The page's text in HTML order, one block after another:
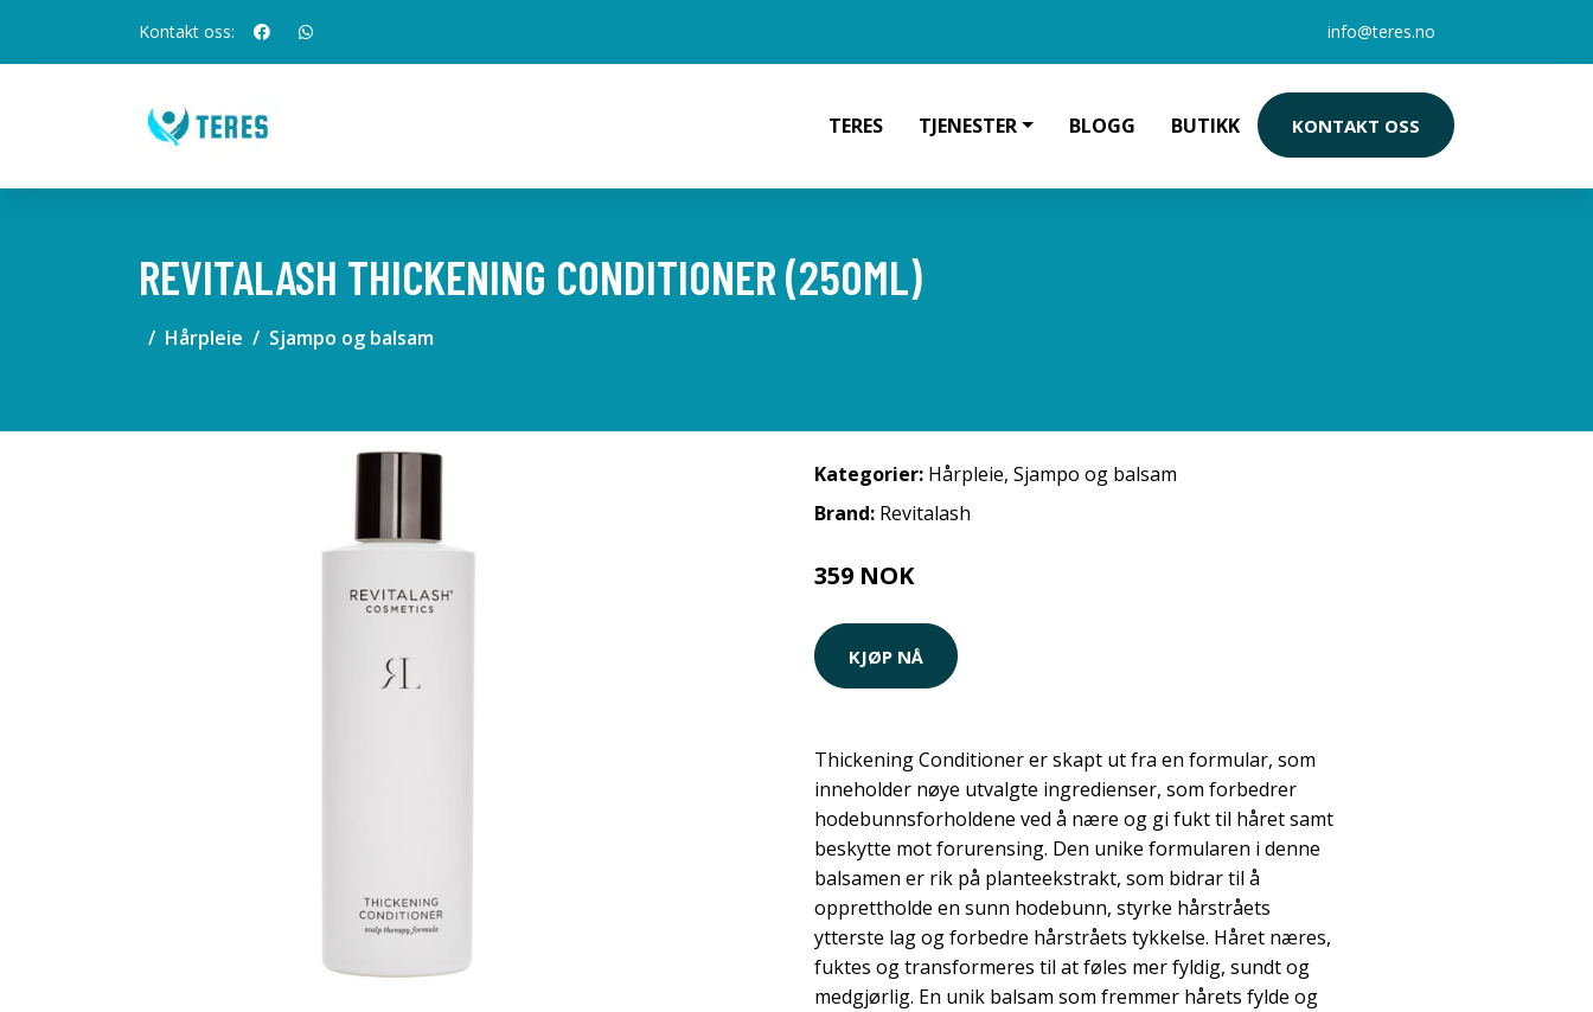
Kontakt oss: info@teres.no
TERES TJENESTER BLOGG BUTIKK KONTAKT OSS
REVITALASH THICKENING CONDITIONER (250ML)
Hårpleie Sjampo og balsam
Kategorier: Hårpleie, Sjampo og balsam
Brand: Revitalash
359 NOK
KJØP NÅ
Thickening Conditioner er skapt ut fra en formular, som
inneholder nøye utvalgte ingredienser, som forbedrer
hodebunnsforholdene ved å nære og gi fukt til håret samt
beskytte mot forurensing. Den unike formularen i denne
balsamen er rik på planteekstrakt, som bidrar til å
opprettholde en sunn hodebunn, styrke hårstråets
ytterste lag og forbedre hårstråets tykkelse. Håret næres,
fuktes og transformeres til at føles mer fyldig, sundt og
medgjørlig. En unik balsam som fremmer hårets fylde og